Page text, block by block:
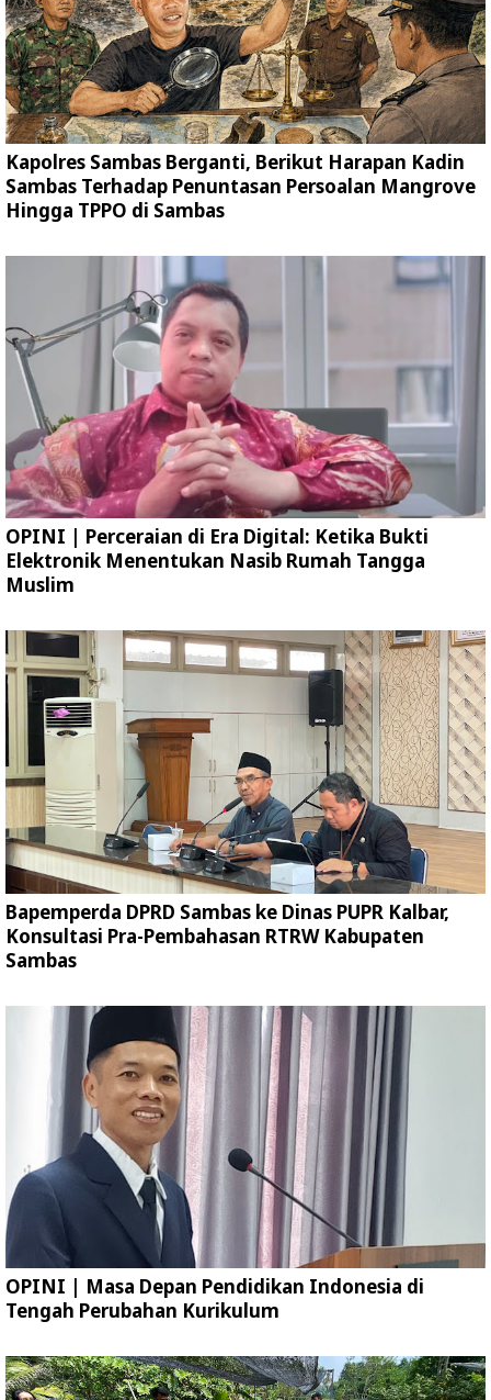
Kapolres Sambas Berganti, Berikut Harapan Kadin
Sambas Terhadap Penuntasan Persoalan Mangrove
Hingga TPPO di Sambas
OPINI | Perceraian di Era Digital: Ketika Bukti
Elektronik Menentukan Nasib Rumah Tangga
Muslim
Bapemperda DPRD Sambas ke Dinas PUPR Kalbar,
Konsultasi Pra-Pembahasan RTRW Kabupaten
Sambas
OPINI | Masa Depan Pendidikan Indonesia di
Tengah Perubahan Kurikulum